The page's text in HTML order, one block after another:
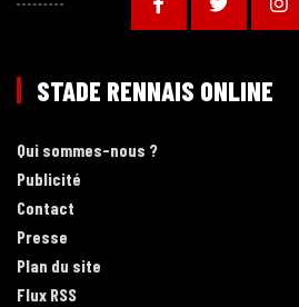
STADE RENNAIS ONLINE
Qui sommes-nous ?
Publicité
Contact
Presse
Plan du site
Flux RSS